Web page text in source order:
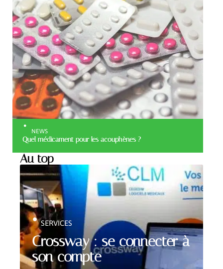
NEWS
Quel médicament pour les acouphènes ?
Au top
Crossway : se connecter à
son compte
SERVICES